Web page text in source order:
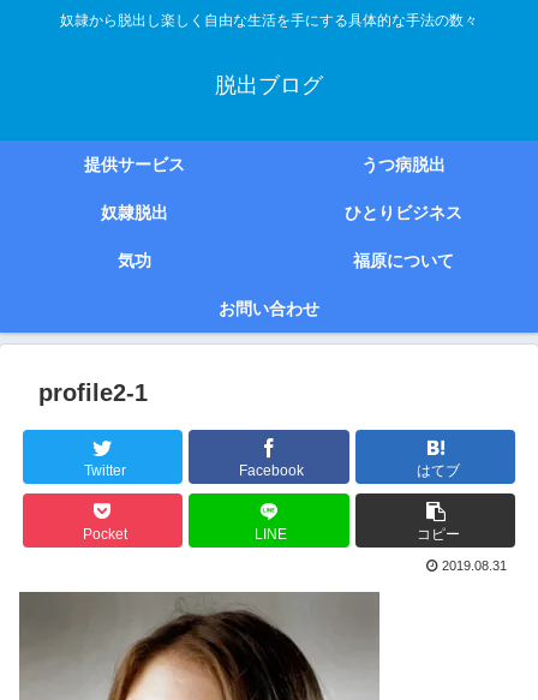
奴隷から脱出し楽しく自由な生活を手にする具体的な手法の数々
脱出ブログ
提供サービス うつ病脱出
奴隷脱出 ひとりビジネス
気功 福原について
お問い合わせ
profile2-1
Twitter Facebook はてブ
Pocket LINE コピー
2019.08.31